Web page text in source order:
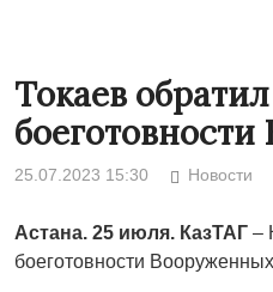
Токаев
25.07.2023 15:30 Новости
Астана. 25 июля. КазТАГ –
боеготовности